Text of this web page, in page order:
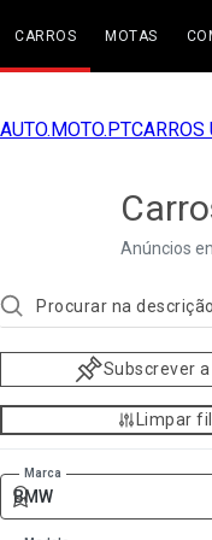
CARROS MOTAS
AUTO.MOTO.PTCARROS
Anúncios
Subscrever
Limpar
Marca
BMW